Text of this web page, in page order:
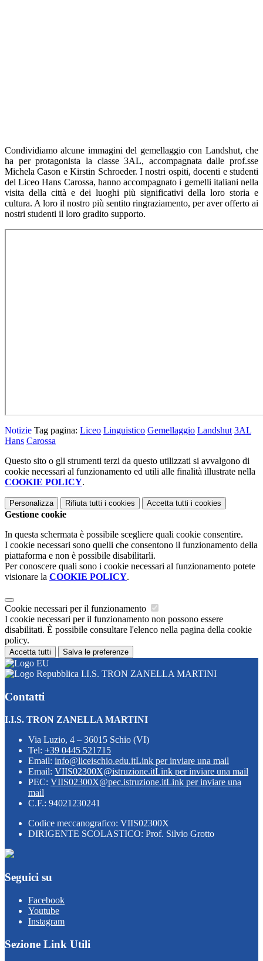
Condividiamo alcune immagini del gemellaggio con Landshut, che
ha per protagonista la classe 3AL, accompagnata dalle prof.sse
Michela Cason e Kirstin Schroeder. I nostri ospiti, docenti e studenti
del Liceo Hans Carossa, hanno accompagnato i gemelli italiani nella
visita della città e dei luoghi più significativi della loro storia e
cultura. A loro il nostro più sentito ringraziamento, per aver offerto ai
nostri studenti il loro gradito supporto.
Notizie Tag pagina: Liceo Linguistico Gemellaggio Landshut 3AL
Hans Carossa
Questo sito o gli strumenti terzi da questo utilizzati si avvalgono di
cookie necessari al funzionamento ed utili alle finalità illustrate nella
COOKIE POLICY.
Personalizza Rifiuta tutti i cookies Accetta tutti i cookies
Gestione cookie
In questa schermata è possibile scegliere quali cookie consentire.
I cookie necessari sono quelli che consentono il funzionamento della
piattaforma e non è possibile disabilitarli.
Per conoscere quali sono i cookie necessari al funzionamento potete
visionare la COOKIE POLICY.
Cookie necessari per il funzionamento
I cookie necessari per il funzionamento non possono essere
disabilitati. È possibile consultare l'elenco nella pagina della cookie
policy.
Accetta tutti Salva le preferenze
I.I.S. TRON ZANELLA MARTINI
Contatti
I.I.S. TRON ZANELLA MARTINI
Via Luzio, 4 – 36015 Schio (VI)
Tel: +39 0445 521715
Email: info@liceischio.edu.itLink per inviare una mail
Email: VIIS02300X@istruzione.itLink per inviare una mail
PEC: VIIS02300X@pec.istruzione.itLink per inviare una
mail
C.F.: 94021230241
Codice meccanografico: VIIS02300X
DIRIGENTE SCOLASTICO: Prof. Silvio Grotto
Seguici su
Facebook
Youtube
Instagram
Sezione Link Utili